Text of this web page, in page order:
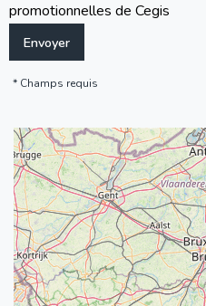
Champs requis
promotionnelles de Cegis